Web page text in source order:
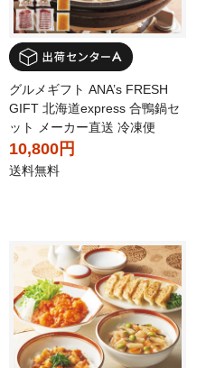
グルメギフト ANA’s FRESH
GIFT 北海道express 合鴨鍋セ
ット メーカー直送 冷凍便
10,800円
送料無料